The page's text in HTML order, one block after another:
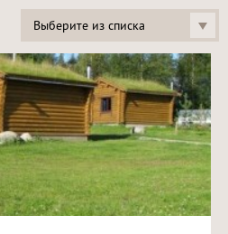
Выберите из списка